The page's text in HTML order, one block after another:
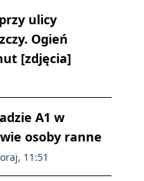
ulicy
Ogień
[zdjęcia]
A1 w
osoby ranne
11:51